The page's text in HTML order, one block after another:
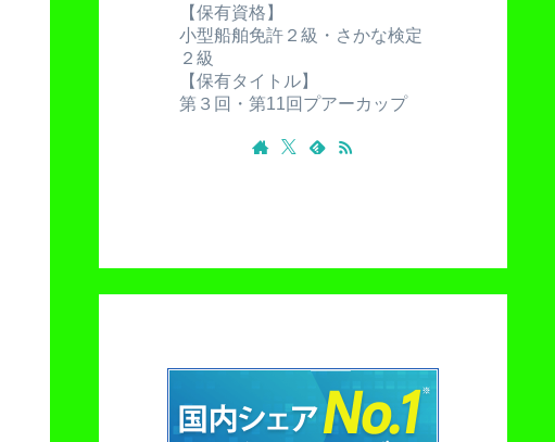
【保有資格】
小型船舶免許２級・さかな検定
２級
【保有タイトル】
第３回・第11回プアーカップ